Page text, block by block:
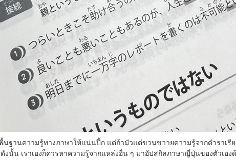
นความรู้ทางภาษาให้แน่นปึ้ก แต่ถ้ามัวแต่ขวนขวายความรู้จากตำราเรีย
ดังนั้น เราเองก็ควรหาความรู้จากแหล่งอื่น ๆ มาอัปสกิลภาษาญี่ปุ่นของตัวเอง